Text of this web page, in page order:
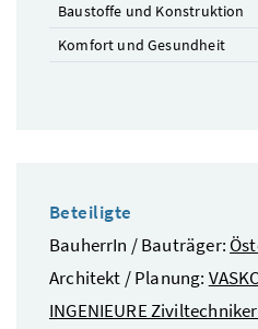
Baustoffe und Konstruktion
Komfort und Gesundheit
Beteiligte
BauherrIn / Bauträger:
Architekt / Planung:
INGENIEURE